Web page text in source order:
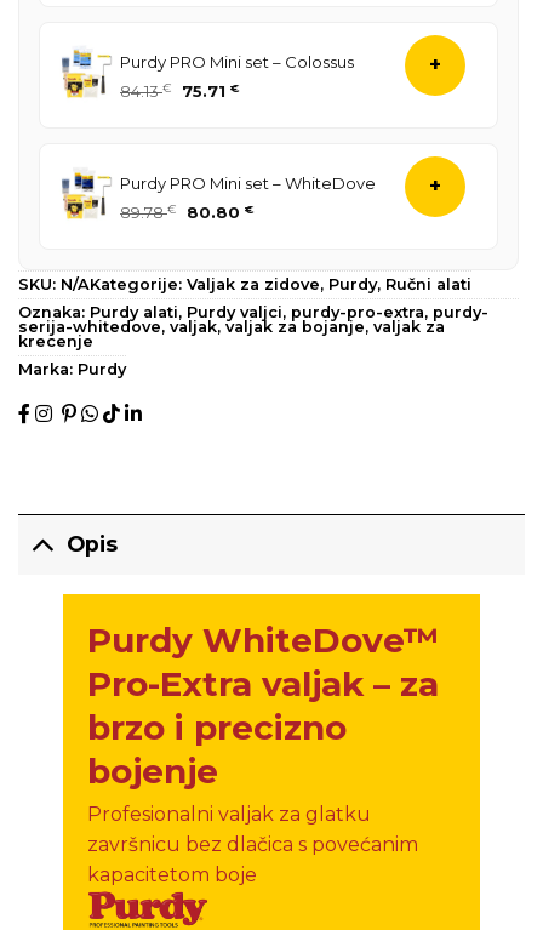
Purdy PRO Mini set – Colossus
84.13€
Izvorna
84.13 €.
75.71 €Trenutna
+
Purdy PRO Mini set – WhiteDove
89.78€
Izvorna
je:
89.78 €.
80.80 €Trenutna
80.80 €.
+
SKU: N/AKategorije: Valjak za zidove, Purdy, Ručni alati
Oznaka: Purdy alati, Purdy valjci, purdy-pro-extra, purdy-
serija-whitedove, valjak, valjak za bojanje, valjak za
krecenje
Marka: Purdy
Opis
Purdy WhiteDove™
Pro-Extra valjak – za
brzo i precizno
bojenje
Profesionalni valjak za glatku
završnicu bez dlačica s povećanim
kapacitetom boje